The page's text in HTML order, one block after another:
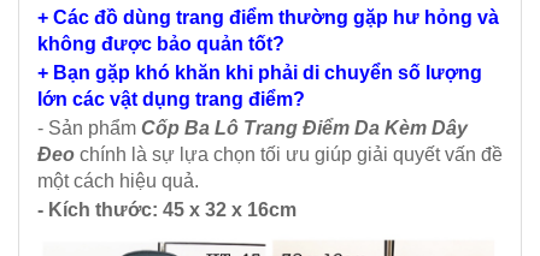
+ Các đồ dùng trang điểm thường gặp hư hỏng và
không được bảo quản tốt?
+ Bạn gặp khó khăn khi phải di chuyển số lượng
lớn các vật dụng trang điểm?
- Sản phẩm Cốp Ba Lô Trang Điểm Da Kèm Dây
Đeo chính là sự lựa chọn tối ưu giúp giải quyết vấn đề
một cách hiệu quả.
- Kích thước: 45 x 32 x 16cm